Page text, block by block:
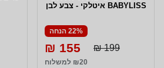
BABYLISS איטלקי - צבע לבן
22% הנחה
199 ₪
155 ₪
₪20 למשלוח